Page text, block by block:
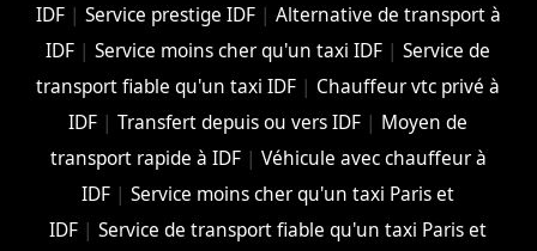
IDF| Service prestige IDF| Alternative de transport à
IDF |Service moins cher qu'un taxi IDF |Service de
transport fiable qu'un taxi IDF | Chauffeur vtc privé à
IDF |Transfert depuis ou vers IDF | Moyen de
transport rapide à IDF| Véhicule avec chauffeur à
IDF |Service moins cher qu'un taxi Paris et
IDF |Service de transport fiable qu'un taxi Paris et